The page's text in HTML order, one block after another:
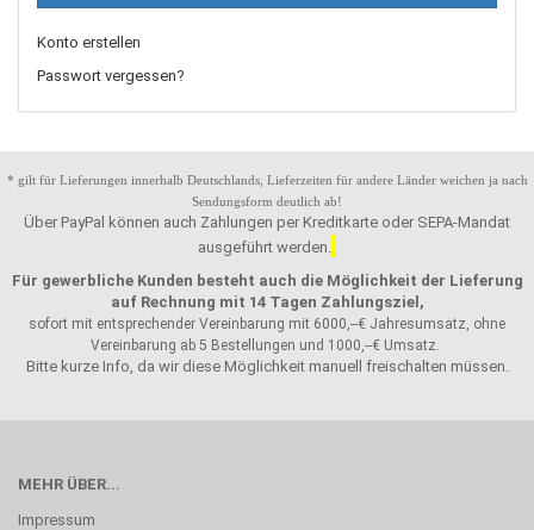
Konto erstellen
Passwort vergessen?
* gilt für Lieferungen innerhalb Deutschlands, Lieferzeiten für andere Länder weichen ja nach
Sendungsform deutlich ab!
Über PayPal können auch Zahlungen per Kreditkarte oder SEPA-Mandat
ausgeführt werden.
Für gewerbliche Kunden besteht auch die Möglichkeit der Lieferung
auf Rechnung mit 14 Tagen Zahlungsziel,
sofort mit entsprechender Vereinbarung mit 6000,--€ Jahresumsatz, ohne
Vereinbarung ab 5 Bestellungen und 1000,--€ Umsatz.
Bitte kurze Info, da wir diese Möglichkeit manuell freischalten müssen.
MEHR ÜBER...
Impressum